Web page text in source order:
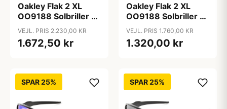
Oakley Flak 2 XL
OO9188 Solbriller -
Firkantede Sort
Polariserede og
Spejlvendte Linser
VEJL. PRIS 2.230,00 KR
1.672,50 kr
Oakley Flak 2 XL
OO9188 Solbriller -
Firkantede Sort
Spejlede Linser
VEJL. PRIS 1.760,00 KR
1.320,00 kr
SPAR 25% SPAR 25%